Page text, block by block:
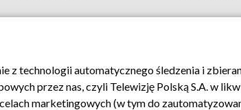
Moje zgody Pomoc Biuro
z technologii automatycznego śledzenia i
przez nas, czyli Telewizję Polską S.A. w
marketingowych (w tym do